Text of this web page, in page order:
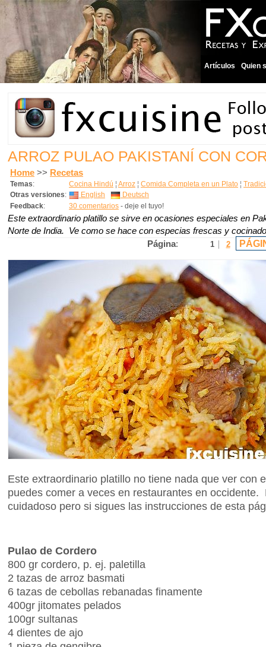
Artículos Quien
ARROZ PULAO PAKISTANÍ CON
Home >> Recetas
Temas: Cocina Hindú ¦ Arroz ¦ Comida Completa en un Plato ¦
Otras versiones: English
Deutsch
Feedback: 30 comentarios - deje el tuyo!
Este extraordinario platillo se sirve en ocasiones especiales en
Norte de India. Ve como se hace con especias frescas y
Página: 1 2
Este extraordinario platillo no tiene nada que ver con
puedes comer a veces en restaurantes en
cuidadoso pero si sigues las instrucciones de esta
Pulao de Cordero
800 gr cordero, p. ej. paletilla
2 tazas de arroz basmati
6 tazas de cebollas rebanadas finamente
400gr jitomates pelados
100gr sultanas
4 dientes de ajo